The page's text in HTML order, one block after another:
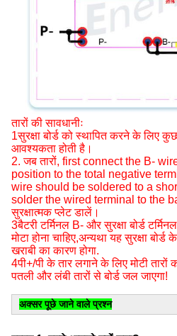
तारों की सावधानीः
1सुरक्षा बोर्ड को स्थापित करने के लिए
आवश्यकता होती है।
2. जब तारों, first connect the B-
position to the total negative
wire should be soldered to a
solder the wired terminal to the
सुरक्षात्मक प्लेट डालें।
3बैटरी टर्मिनल B- और सुरक्षा बोर्ड
मोटा होना चाहिए,अन्यथा यह सुरक्षा
खराबी का कारण होगा.
4पी+/पी के तार लगाने के लिए मोटी तारों
पतली और लंबी तारों से बोर्ड जल जाएगा!
अक्सर पूछे जाने वाले प्रश्न